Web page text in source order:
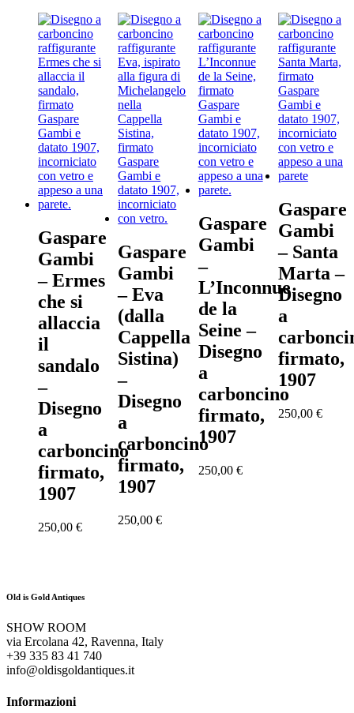
Gaspare
Gambi
– Ermes
che si
allaccia
il
sandalo
–
Disegno
a
carboncino
firmato,
1907
250,00 €
Gaspare
Gambi
– Eva
(dalla
Cappella
Sistina)
–
Disegno
a
carboncino
firmato,
1907
250,00€
Gaspare
Gambi
–
L’Inconnue
de la
Seine –
Disegno
a
carboncino
firmato,
1907
250,00 €
Gaspare
Gambi
– Santa
Marta –
Disegno
a
firmato,
1907
250,00 €
Old is Gold Antiques
SHOW ROOM
via Ercolana 42, Ravenna, Italy
+39 335 83 41 740
info@oldisgoldantiques.it
Informazioni